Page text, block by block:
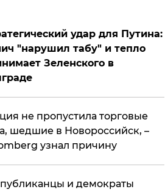
удар для Путина:
"нарушил табу" и тепло
Зеленского в
не пропустила торговые
шедшие в Новороссийск, –
узнал причину
и демократы